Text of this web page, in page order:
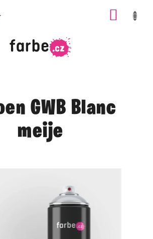
GWB Blanc
meije